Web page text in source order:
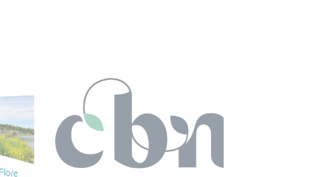
Nouvelles fiches
connaissance sur la flore et
la végétation aquatique